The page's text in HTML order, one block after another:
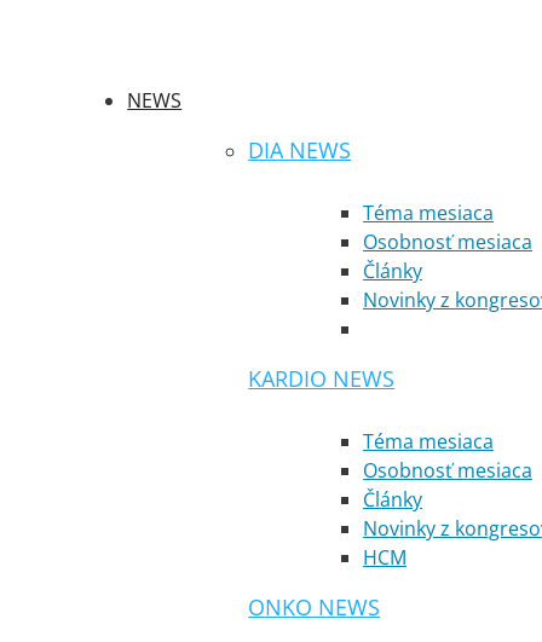
NEWS
DIA NEWS
Téma mesiaca
Osobnosť mesiaca
Články
Novinky z
KARDIO NEWS
Téma mesiaca
Osobnosť mesiaca
Články
Novinky z
HCM
ONKO NEWS